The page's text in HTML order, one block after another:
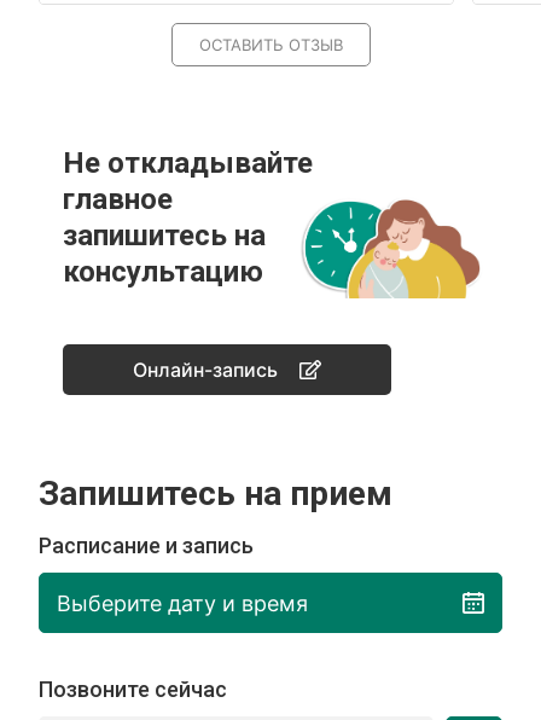
ОСТАВИТЬ ОТЗЫВ
Не откладывайте
главное
запишитесь на
консультацию
Онлайн-запись
Запишитесь на прием
Расписание и запись
Выберите дату и время
Позвоните сейчас